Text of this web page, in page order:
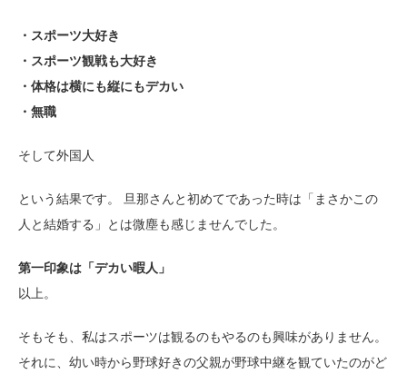
・スポーツ大好き
・スポーツ観戦も大好き
・体格は横にも縦にもデカい
・無職
そして外国人
という結果です。 旦那さんと初めてであった時は「まさかこの
人と結婚する」とは微塵も感じませんでした。
第一印象は「デカい暇人」
以上。
そもそも、私はスポーツは観るのもやるのも興味がありません。
それに、幼い時から野球好きの父親が野球中継を観ていたのがど